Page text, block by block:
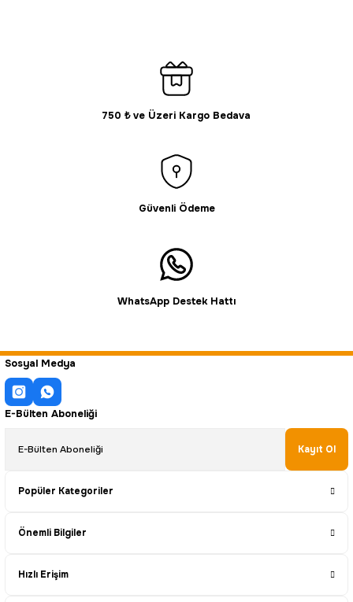
Gönder
750 ₺ ve Üzeri Kargo Bedava
Güvenli Ödeme
WhatsApp Destek Hattı
Sosyal Medya
E-Bülten Aboneliği
Kayıt Ol
Popüler Kategoriler
Önemli Bilgiler
Hızlı Erişim